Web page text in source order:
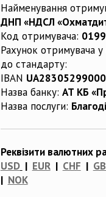
Найменування
ДНП «НДСЛ
Код отримувача:
Рахунок отримувача
до стандарту:
IBAN
Назва банку: АТ КБ
Назва послуги:
Реквізити валютних
USD | EUR| CHF |
| NOK